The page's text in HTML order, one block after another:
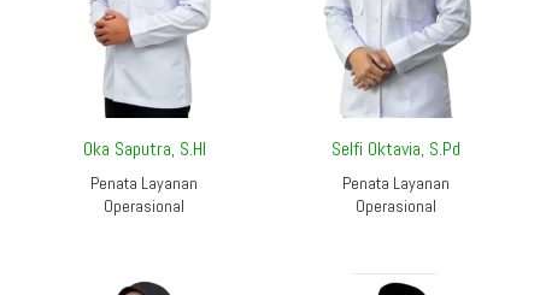
Oka Saputra, S.HI
Penata Layanan
Operasional
Selfi Oktavia, S.Pd
Penata Layanan
Operasional